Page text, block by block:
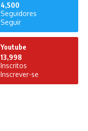
4,500
Seguidores
Seguir
Youtube
13,998
Inscritos
Inscrever-se